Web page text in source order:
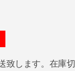
致します。在庫切